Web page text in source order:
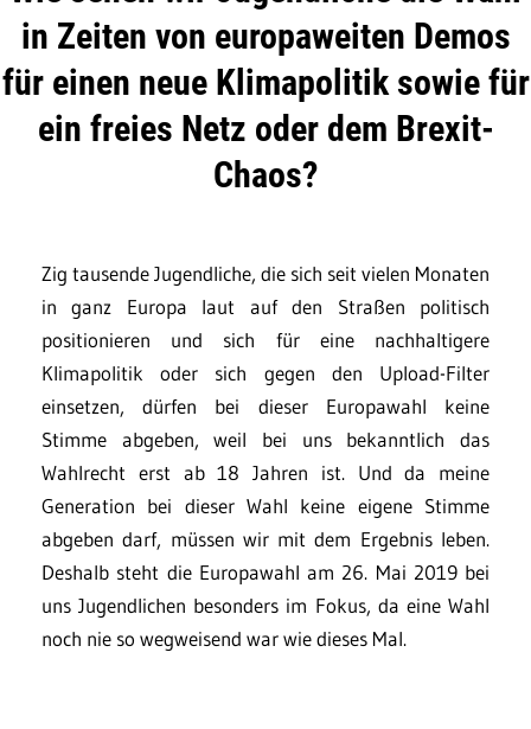
in Zeiten von europaweiten Demos
für einen neue Klimapolitik sowie für
ein freies Netz oder dem Brexit-
Chaos?
Zig tausende Jugendliche, die sich seit vielen Monaten
in ganz Europa laut auf den Straßen politisch
positionieren und sich für eine nachhaltigere
Klimapolitik oder sich gegen den Upload-Filter
einsetzen, dürfen bei dieser Europawahl keine
Stimme abgeben, weil bei uns bekanntlich das
Wahlrecht erst ab 18 Jahren ist. Und da meine
Generation bei dieser Wahl keine eigene Stimme
abgeben darf, müssen wir mit dem Ergebnis leben.
Deshalb steht die Europawahl am 26. Mai 2019 bei
uns Jugendlichen besonders im Fokus, da eine Wahl
noch nie so wegweisend war wie dieses Mal.